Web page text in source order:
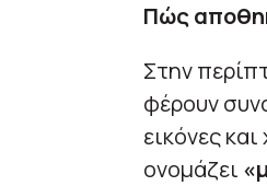
Πώς
Στην
φέρουν
εικόνες
ονομάζει